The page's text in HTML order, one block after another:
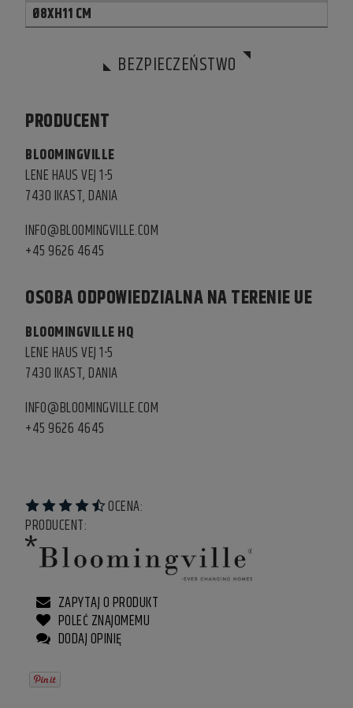
Ø8XH11 CM
BEZPIECZEŃSTWO
PRODUCENT
BLOOMINGVILLE
LENE HAUS VEJ 1-5
7430 IKAST, DANIA
INFO@BLOOMINGVILLE.COM
+45 9626 4645
OSOBA ODPOWIEDZIALNA NA TERENIE UE
BLOOMINGVILLE HQ
LENE HAUS VEJ 1-5
7430 IKAST, DANIA
INFO@BLOOMINGVILLE.COM
+45 9626 4645
OCENA:
PRODUCENT:
ZAPYTAJ O PRODUKT
POLEĆ ZNAJOMEMU
DODAJ OPINIĘ